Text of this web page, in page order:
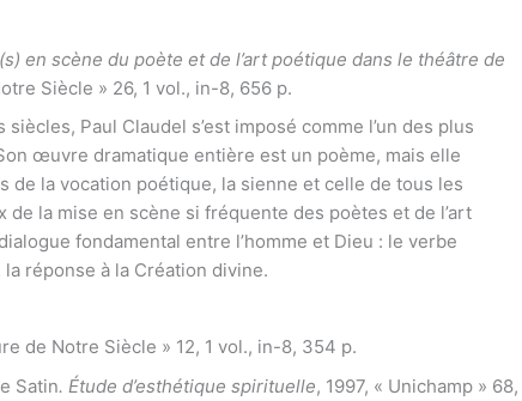
en scène du poète et de l’art poétique dans le théâtre de
Siècle » 26, 1 vol., in-8, 656 p.
Paul Claudel s’est imposé comme l’un des plus
œuvre dramatique entière est un poème, mais elle
de la vocation poétique, la sienne et celle de tous les
de la mise en scène si fréquente des poètes et de l’art
fondamental entre l’homme et Dieu : le verbe
réponse à la Création divine.
de Notre Siècle » 12, 1 vol., in-8, 354 p.
Satin. Étude d’esthétique spirituelle, 1997, « Unichamp » 68,